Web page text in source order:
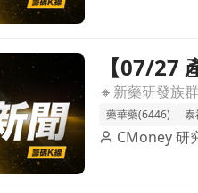
時新聞】新藥研發族群領漲
【07/27
題材
藥華藥(6446)
泰
CMoney 研